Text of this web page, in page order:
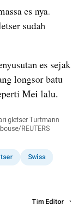
es nya.
sudah
es sejak
longsor batu
Mei lalu.
gletser Turtmann
REUTERS
Swiss
Tim Editor